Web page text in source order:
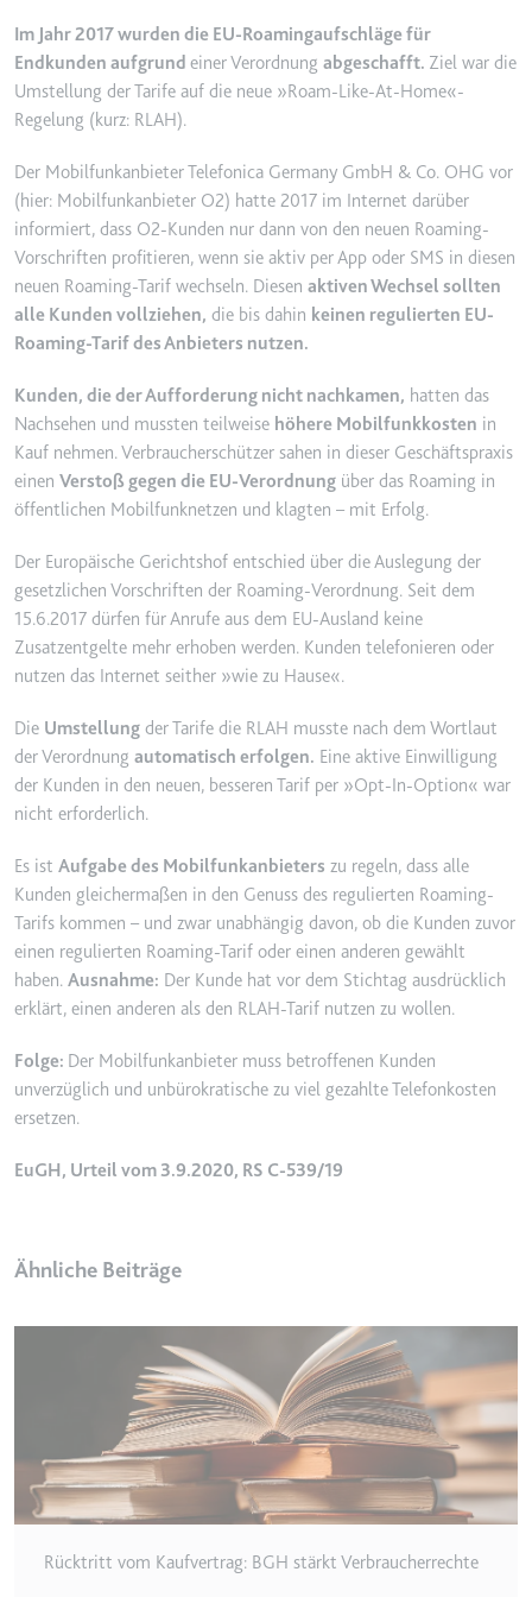
Zweck:
Wird verwendet, um Daten zu
Google Analytics über das Gerät
und das Verhalten des Besuchers
zu senden. Erfasst den Besucher
über Geräte und Marketingkanäle
hinweg.
Ablauf:
2 Jahre
Typ:
HTTP-Cookie
_ga_#
Anbieter:
smartlaw.de
Zweck:
Wird verwendet, um Daten zu
Google Analytics über das Gerät
und das Verhalten des Besuchers
über Geräte und Marketingkanäle
hinweg.
Ablauf:
2 Jahre
Typ:
HTTP-Cookie
_gcl_au
Zweck:
Wird verwendet, um die Effizienz
der Werbeaktivitäten der Website
zu messen, indem Daten über die
hinweg gesammelt werden.
Ablauf:
3 Monate
Typ:
HTTP-Cookie
Anbieter:
www.googletagmanager.com
Verfolgt die Konversionsrate
Werbebannern auf der Website -
Dies dient der Optimierung der
Ablauf:
Beständig
__Secure-ROLLOUT_TOKEN
Anbieter:
youtube.com
Zweck:
Wird verwendet, um die
Interaktion der Nutzer mit
eingebetteten Inhalten zu
YouTube-Videos zu schätzen.
Ablauf:
180 Tage
Typ:
HTTP-Cookie
YSC
youtube.com
Zweck:
Registriert eine eindeutige ID, um
Statistiken der Videos von
YouTube, die der Benutzer
gesehen hat, zu behalten.
Typ:
HTTP-Cookie
Im Jahr 2017 wurden die EU-Roamingaufschlägefür
Endkunden aufgrund einer Verordnung abgeschafft. Ziel war die
Umstellung der Tarife auf die neue »Roam-Like-At-Home«-
Regelung (kurz: RLAH).
Der Mobilfunkanbieter Telefonica Germany GmbH & Co. OHG vor
(hier: Mobilfunkanbieter O2) hatte 2017 im Internet darüber
informiert, dass O2-Kunden nur dann von den neuen Roaming-
Vorschriften profitieren, wenn sie aktiv per App oder SMS in diesen
neuen Roaming-Tarif wechseln. Diesen aktiven Wechsel sollten
alle Kunden vollziehen, die bis dahin keinen regulierten EU-
Roaming-Tarif des Anbieters nutzen.
Kunden, die der Aufforderung nicht nachkamen, hatten das
Nachsehen und mussten teilweise höhere Mobilfunkkosten in
Kauf nehmen. Verbraucherschützer sahen in dieser Geschäftspraxis
einen Verstoß gegen die EU-Verordnung über das Roaming in
öffentlichen Mobilfunknetzen und klagten – mit Erfolg.
Der Europäische Gerichtshof entschied über die Auslegung der
gesetzlichen Vorschriften der Roaming-Verordnung. Seit dem
15.6.2017 dürfen für Anrufe aus dem EU-Ausland keine
Zusatzentgelte mehr erhoben werden. Kunden telefonieren oder
nutzen das Internet seither »wie zu Hause«.
Die Umstellung der Tarife die RLAH musste nach dem Wortlaut
der Verordnung automatisch erfolgen. Eine aktive Einwilligung
der Kunden in den neuen, besseren Tarif per »Opt-In-Option« war
nicht erforderlich.
Es ist Aufgabe des Mobilfunkanbieters zu regeln, dass alle
Kunden gleichermaßen in den Genuss des regulierten Roaming-
Tarifs kommen – und zwar unabhängig davon, ob die Kunden zuvor
einen regulierten Roaming-Tarif oder einen anderen gewählt
haben. Ausnahme: Der Kunde hat vor dem Stichtag ausdrücklich
erklärt, einen anderen als den RLAH-Tarif nutzen zu wollen.
Folge: Der Mobilfunkanbieter muss betroffenen Kunden
unverzüglich und unbürokratische zu viel gezahlte Telefonkosten
ersetzen.
EuGH, Urteil vom 3.9.2020, RS C-539/19
Ähnliche Beiträge
Rücktritt vom Kaufvertrag: BGH stärkt Verbraucherrechte